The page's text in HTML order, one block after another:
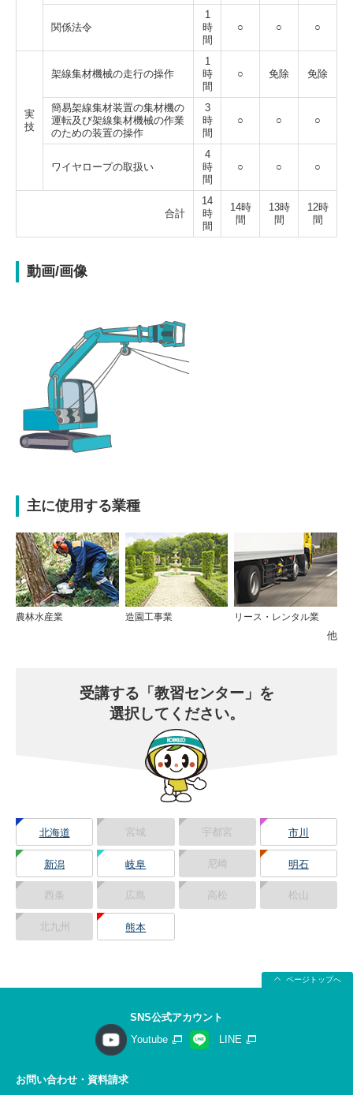
関係法令
1
時
間
○ ○ ○
実
技
架線集材機械の走行の操作
1
時
間
○ 免除 免除
簡易架線集材装置の集材機の
運転及び架線集材機械の作業
のための装置の操作
3
時
間
○ ○ ○
ワイヤロープの取扱い
4
時
間
○ ○ ○
合計
14
時
間
14時
間
13時
間
12時
間
動画/画像
主に使用する業種
農林水産業 造園工事業 リース・レンタル業
他
受講する 「教習センター」を
選択してください。
北海道 宮城 宇都宮 市川
新潟 岐阜 尼崎 明石
西条 広島 高松 松山
北九州 熊本
ページトップへ
SNS公式アカウント
Youtube
LINE
お問い合わせ・資料請求